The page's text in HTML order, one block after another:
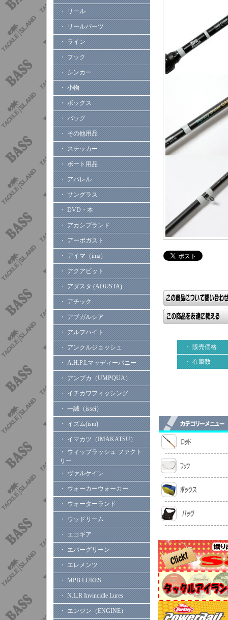
・ リール
・ リールパーツ
・ ライン
・ フック
・ シンカー
・ 小物
・ ボックス
・ バッグ
・ その他用品
・ ステッカー
・ ボート用品
・ アパレル
・ サングラス
・ DVD・本
・ アカシブランド
・ アーボガスト
・ アイマ（ima）
・ アクアビット
・ アダスタ (ADUSTA)
・ アチック
・ アブガルシア
・ アルフハイト
・ アンクルジョッシュ
・ A.H.P.Lマッディーバニー
・ アンプカ（UMPQUA）
・ イチカワフィッシング
・ 一誠（issei）
・ イズム(ism)
・ イマカツ（IMAKATSU）
・ ウィップラッシュ ファクト
リー
・ ヴァルケイン
・ ウォーカーウォーカー
・ ウォーターランド
・ ウッドリーム
・ エコギア
・ エバーグリーン
・ エレメンツ
・ MPB LURES
・ N.L.R Invincidle Lures
・ エンジン（ENGINE）
・ 販売価格
・ 在庫数